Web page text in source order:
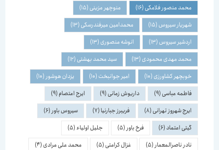
محمد منصور فلامکی(16) منوچهر مزینی(15)
شهریار سیروس(15) محمدامین میرفندرسکی(13)
اردشیر سیروس(13) انوشه منصوری(13)
محمد مهدی محمودی(13) سید محمد بهشتی(12)
خوبچهر کشاورزی(10) امیر جوانبخت(10) یزدان هوشور(10)
فاطمه عباسی(9) داریوش زمانی(9) ایرج اعتصام(9)
ایرج شهروز تهرانی(8) فریبرز جبارنیا(7) سیروس باور (6)
گیتی اعتماد(6) فرخ باور (5) جلیل اولیاء(5)
نادر ناصرالمعمار(5) غزال کرامتی(5) محمد علی مرادی(4)